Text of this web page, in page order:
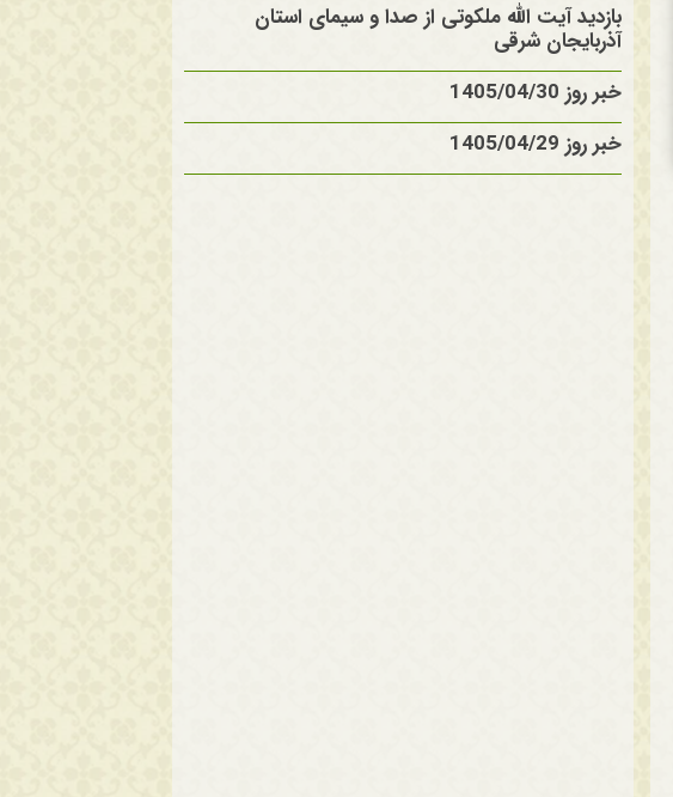
بازدید آیت الله ملکوتی از صدا و سیمای استان
آذربایجان شرقی
خبر روز 1405/04/30
خبر روز 1405/04/29